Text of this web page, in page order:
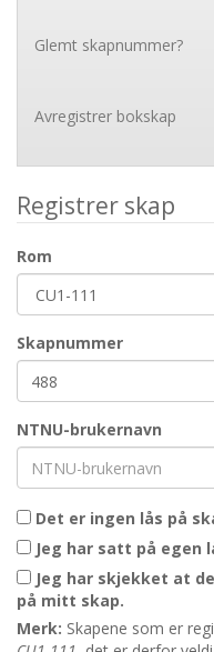
Glemt skapnummer?
Avregistrer bokskap
Registrer skap
Rom
Skapnummer
NTNU-brukernavn
Det er ingen lås på
Jeg har satt på egen
på mitt skap.
Merk: Skapene som er